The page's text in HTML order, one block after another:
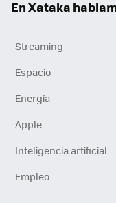
En Xataka
Streaming
Espacio
Energía
Apple
Inteligencia artificial
Empleo